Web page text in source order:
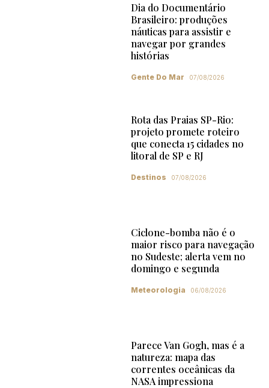
Dia do Documentário
Brasileiro: produções
náuticas para assistir e
navegar por grandes
histórias
Gente Do Mar 07/08/2026
Rota das Praias SP-Rio:
projeto promete roteiro
que conecta 15 cidades no
litoral de SP e RJ
Destinos 07/08/2026
Ciclone-bomba não é o
maior risco para navegação
no Sudeste; alerta vem no
domingo e segunda
Meteorologia 06/08/2026
Parece Van Gogh, mas é a
natureza: mapa das
correntes oceânicas da
NASA impressiona